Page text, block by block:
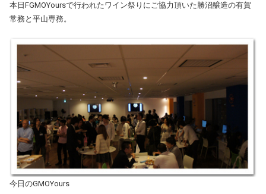
本日FGMOYoursで行われたワイン祭りにご協力頂いた勝沼醸造の有賀
常務と平山専務。
今日のGMOYours